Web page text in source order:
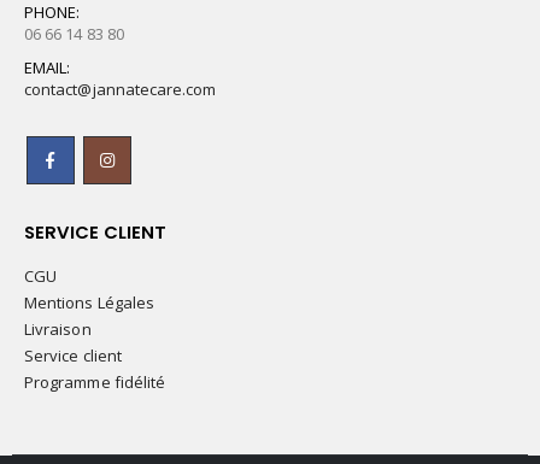
PHONE:
06 66 14 83 80
EMAIL:
contact@jannatecare.com
SERVICE CLIENT
CGU
Mentions Légales
Livraison
Service client
Programme fidélité